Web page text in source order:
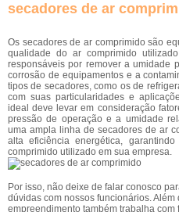
secadores de ar
Os secadores de ar comprimido são
qualidade do ar comprimido
responsáveis por remover a umidade
corrosão de equipamentos e a
tipos de secadores, como os de
com suas particularidades e
ideal deve levar em consideração
pressão de operação e a umidade
uma ampla linha de secadores de ar
alta eficiência energética,
comprimido utilizado em sua empresa.
Por isso, não deixe de falar conosco
dúvidas com nossos funcionários.
empreendimento também trabalha